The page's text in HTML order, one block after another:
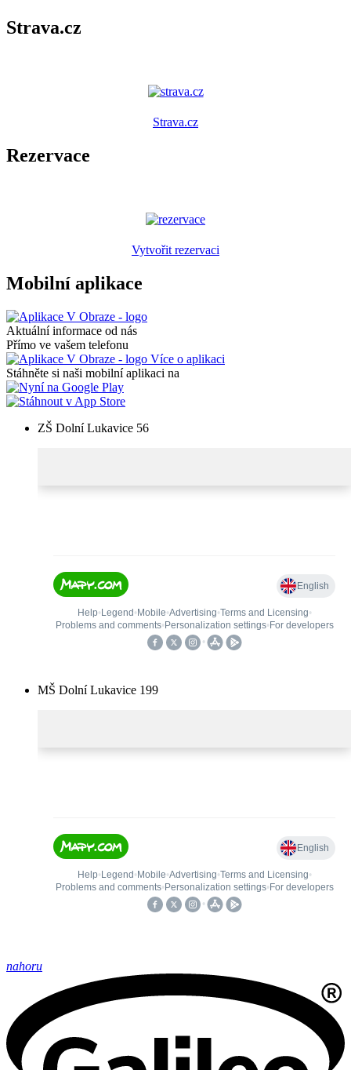
Strava.cz
Strava.cz
Rezervace
Vytvořit rezervaci
Mobilní aplikace
Aktuální informace od nás
Přímo ve vašem telefonu
Více o aplikaci
Stáhněte si naši mobilní aplikaci na
ZŠ Dolní Lukavice 56
MŠ Dolní Lukavice 199
nahoru